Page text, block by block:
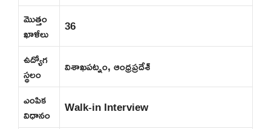
మొత్తం
ఖాళీలు
36
ఉద్యోగ
స్థలం
విశాఖపట్నం, ఆంధ్రప్రదేశ్
ఎంపిక
విధానం
Walk-in Interview